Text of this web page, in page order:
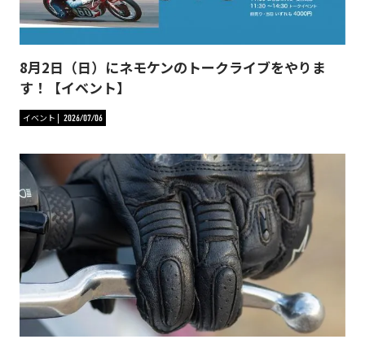
8月2日（日）にネモケンのトークライブをやりま
す！【イベント】
イベント 2026/07/06